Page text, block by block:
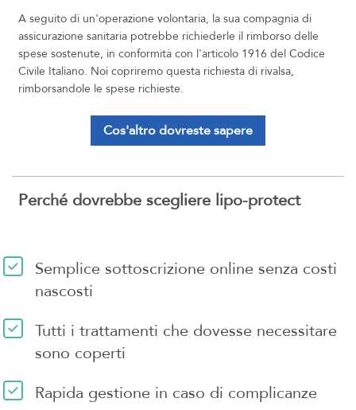
A seguito di un'operazione volontaria, la sua compagnia di
assicurazione sanitaria potrebbe richiederle il rimborso delle
spese sostenute, in conformità con l'articolo 1916 del Codice
Civile Italiano. Noi copriremo questa richiesta di rivalsa,
rimborsandole le spese richieste.
Cos'altro dovreste sapere
Perché dovrebbe scegliere lipo-protect
Semplice sottoscrizione online senza costi
nascosti
Tutti i trattamenti che dovesse necessitare
sono coperti
Rapida gestione in caso di complicanze